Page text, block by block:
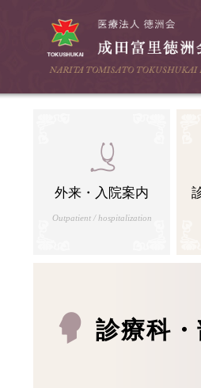
外来・入院案内
Outpatient / hospitalization
診療科